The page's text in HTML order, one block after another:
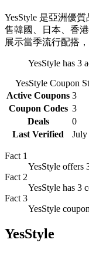
YesStyle 是亞洲優
售韓國、日本、香
展示當季流行配搭
YesStyle has 3
YesStyleCoupon
Active Coupons 3
Coupon Codes 3
Deals
0
Last Verified
July
Fact 1
YesStyle offers
Fact 2
YesStyle has 3
Fact 3
YesStyle
YesStyle